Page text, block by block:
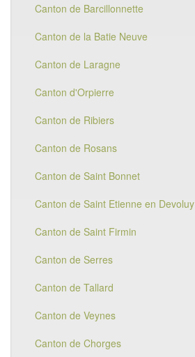
Canton de Barcillonnette
Canton de la Batie Neuve
Canton de Laragne
Canton d'Orpierre
Canton de Ribiers
Canton de Rosans
Canton de Saint Bonnet
Canton de Saint Etienne en Devoluy
Canton de Saint Firmin
Canton de Serres
Canton de Tallard
Canton de Veynes
Canton de Chorges